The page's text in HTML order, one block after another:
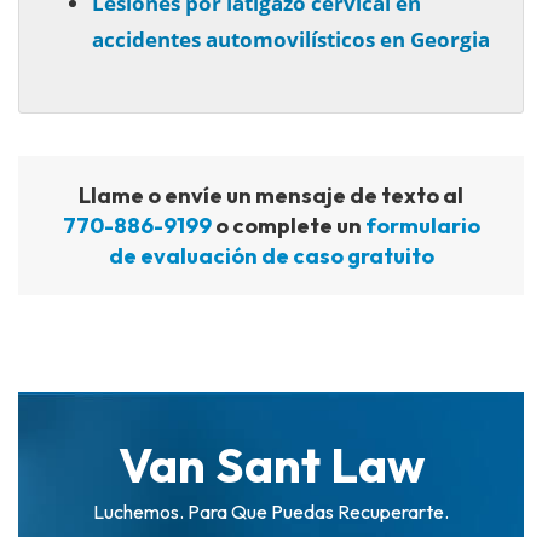
accidentes automovilísticos en Georgia
Llame o envíe un mensaje de texto al
770-886-9199o complete un formulario
de evaluación de caso gratuito
Van Sant Law
Luchemos. Para Que Puedas Recuperarte.